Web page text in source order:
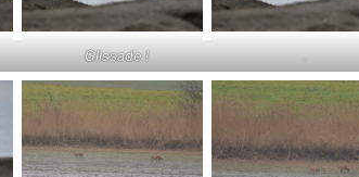
Glissade ! .